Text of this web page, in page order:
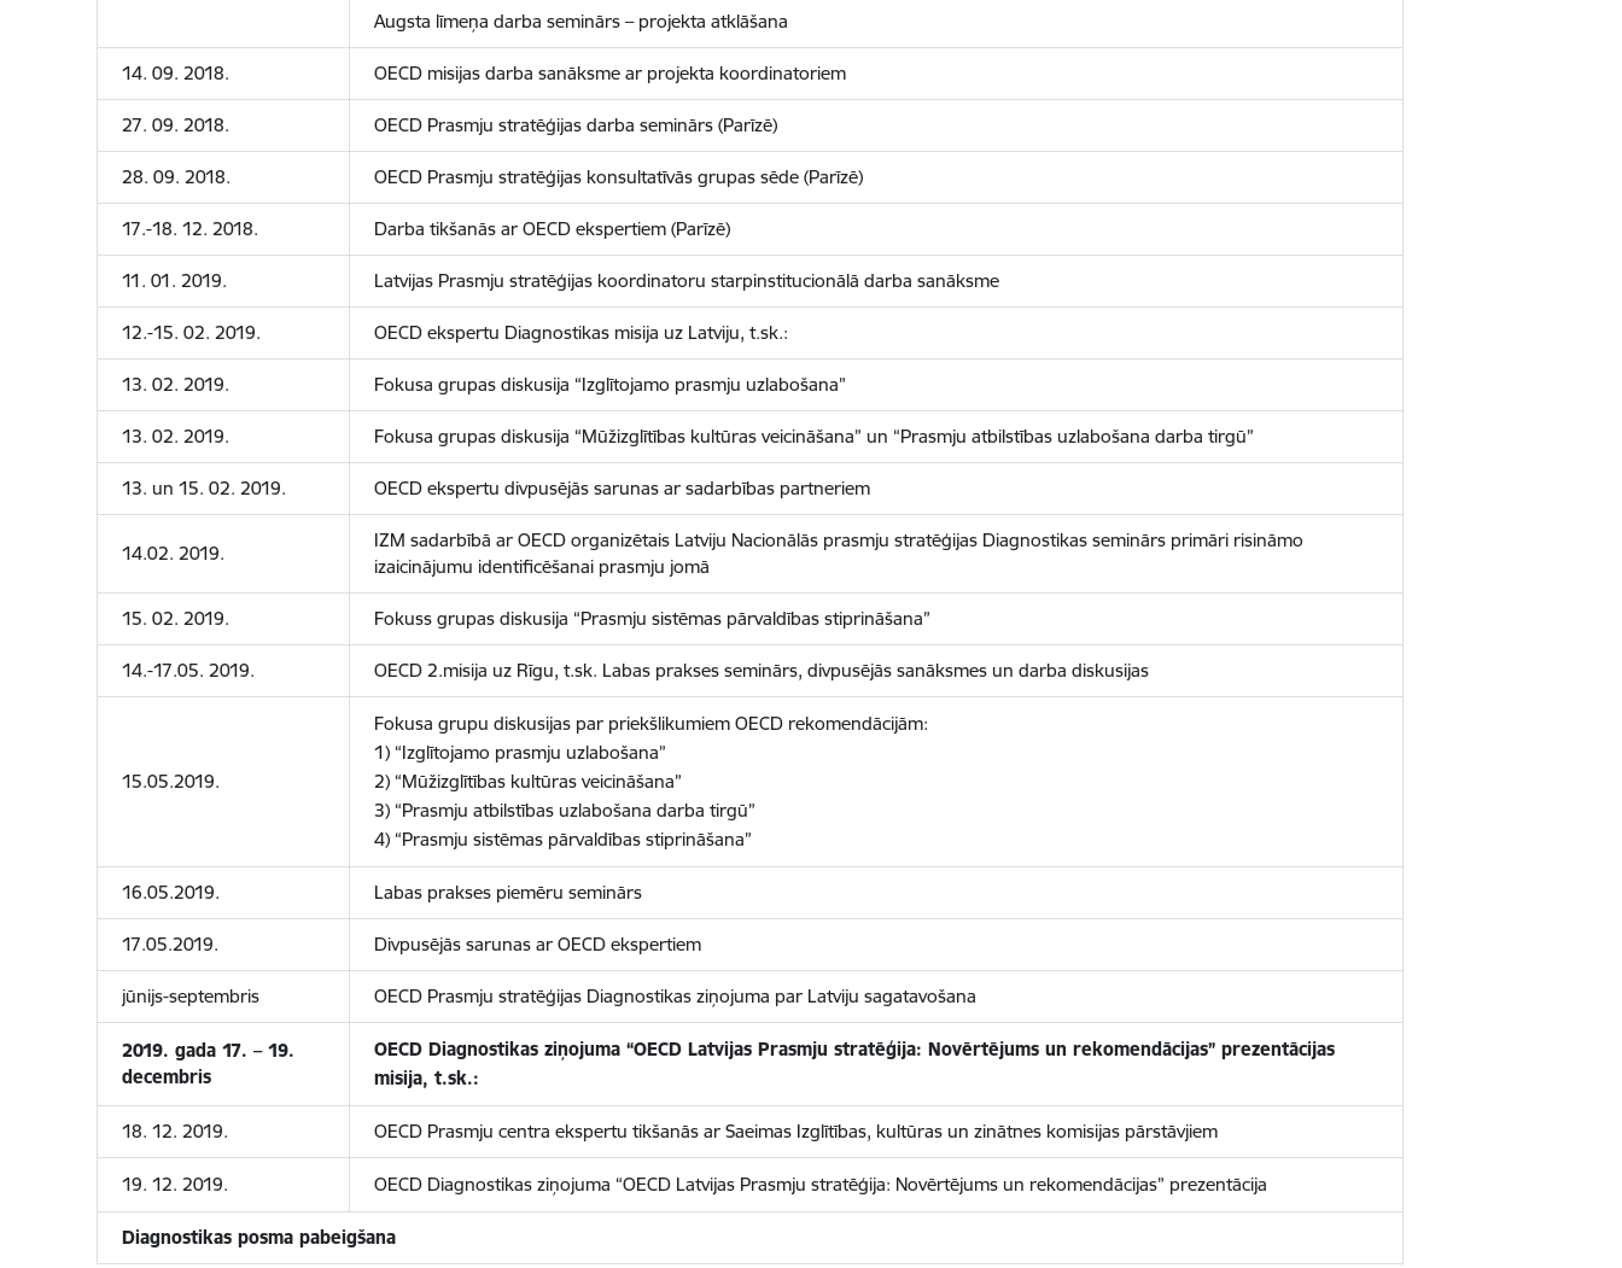
Augsta līmeņa darba seminārs – projekta atklāšana
14. 09. 2018. OECD misijas darba sanāksme ar projekta koordinatoriem
27. 09. 2018. OECD Prasmju stratēģijas darba seminārs (Parīzē)
28. 09. 2018. OECD Prasmju stratēģijas konsultatīvās grupas sēde (Parīzē)
17.-18. 12. 2018. Darba tikšanās ar OECD ekspertiem (Parīzē)
11. 01. 2019. Latvijas Prasmju stratēģijas koordinatoru starpinstitucionālā darba sanāksme
12.-15. 02. 2019. OECD ekspertu Diagnostikas misija uz Latviju, t.sk.:
13. 02. 2019. Fokusa grupas diskusija “Izglītojamo prasmju uzlabošana”
13. 02. 2019. Fokusa grupas diskusija “Mūžizglītības kultūras veicināšana” un “Prasmju atbilstības uzlabošana darba tirgū”
13. un 15. 02. 2019. OECD ekspertu divpusējās sarunas ar sadarbības partneriem
14.02. 2019.
IZM sadarbībā ar OECD organizētais Latviju Nacionālās prasmju stratēģijas Diagnostikas seminārs primāri risināmo
izaicinājumu identificēšanai prasmju jomā
15. 02. 2019. Fokuss grupas diskusija “Prasmju sistēmas pārvaldības stiprināšana”
14.-17.05. 2019. OECD 2.misija uz Rīgu, t.sk. Labas prakses seminārs, divpusējās sanāksmes un darba diskusijas
15.05.2019.
Fokusa grupu diskusijas par priekšlikumiem OECD rekomendācijām:
1) “Izglītojamo prasmju uzlabošana”
2) “Mūžizglītības kultūras veicināšana”
3) “Prasmju atbilstības uzlabošana darba tirgū”
4) “Prasmju sistēmas pārvaldības stiprināšana”
16.05.2019. Labas prakses piemēru seminārs
17.05.2019. Divpusējās sarunas ar OECD ekspertiem
jūnijs-septembris OECD Prasmju stratēģijas Diagnostikas ziņojuma par Latviju sagatavošana
2019. gada 17. – 19.
decembris
OECD Diagnostikas ziņojuma “OECD Latvijas Prasmju stratēģija: Novērtējums un rekomendācijas” prezentācijas
misija, t.sk.:
18. 12. 2019. OECD Prasmju centra ekspertu tikšanās ar Saeimas Izglītības, kultūras un zinātnes komisijas pārstāvjiem
19. 12. 2019. OECD Diagnostikas ziņojuma “OECD Latvijas Prasmju stratēģija: Novērtējums un rekomendācijas” prezentācija
Diagnostikas posma pabeigšana